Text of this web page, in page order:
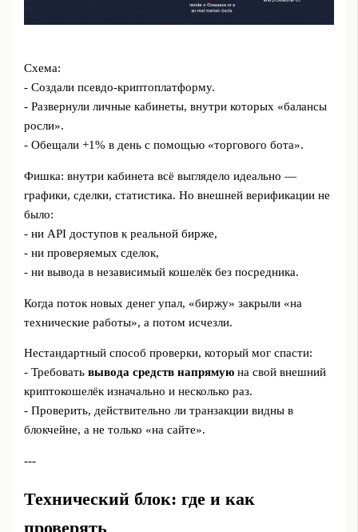
Схема:
- Создали псевдо-криптоплатформу.
- Развернули личные кабинеты, внутри которых «балансы
росли».
- Обещали +1% в день с помощью «торгового бота».
Фишка: внутри кабинета всё выглядело идеально —
графики, сделки, статистика. Но внешней верификации не
было:
- ни API доступов к реальной бирже,
- ни проверяемых сделок,
- ни вывода в независимый кошелёк без посредника.
Когда поток новых денег упал, «биржу» закрыли «на
технические работы», а потом исчезли.
Нестандартный способ проверки, который мог спасти:
- Требоватьвывода средств напрямую на свой внешний
криптокошелёк изначально и несколько раз.
- Проверить, действительно ли транзакции видны в
блокчейне, а не только «на сайте».
---
Технический блок: где и как
проверять